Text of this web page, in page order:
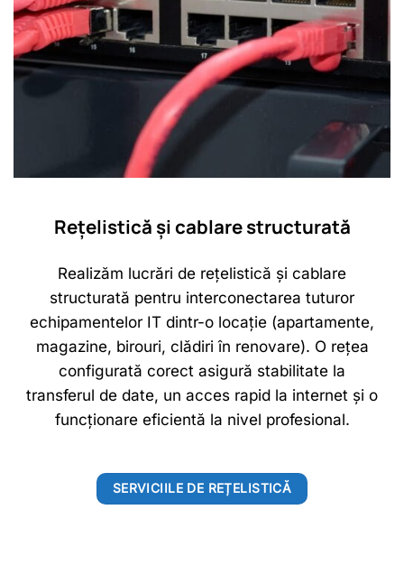
Rețelistică și cablare structurată
Realizăm lucrări de rețelistică și cablare
structurată pentru interconectarea tuturor
echipamentelor IT dintr-o locație (apartamente,
magazine, birouri, clădiri în renovare). O rețea
configurată corect asigură stabilitate la
transferul de date, un acces rapid la internet și o
funcționare eficientă la nivel profesional.
SERVICIILE DE REȚELISTICĂ